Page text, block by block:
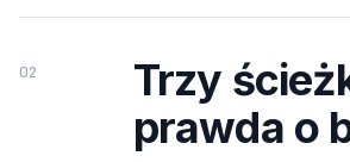
02
Trzy
prawda o